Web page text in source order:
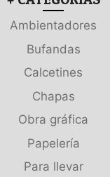
Ambientadores
Bufandas
Calcetines
Chapas
Obra gráfica
Papelería
Para llevar